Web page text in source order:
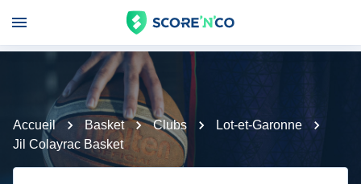
Accueil Basket Clubs
Lot-et-Garonne
Jil Colayrac Basket